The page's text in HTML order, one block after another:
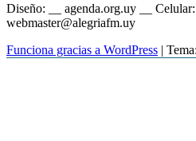
Diseño: __ agenda.org.uy __
webmaster@alegriafm.uy
Funciona gracias a WordPress |